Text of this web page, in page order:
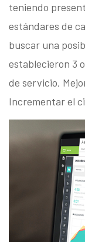
teniendo
estándares de
buscar una
establecieron 3
de servicio,
Incrementar el